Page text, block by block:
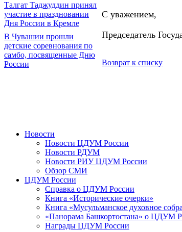
Талгат Таджуддин принял
участие в праздновании
Дня России в Кремле
В Чувашии прошли
детские соревнования по
самбо, посвященные Дню
России
С уважением,
Председатель
Возврат к списку
Новости
Новости ЦДУМ России
Новости РДУМ
Новости РИУ ЦДУМ России
Обзор СМИ
ЦДУМ России
Справка о ЦДУМ России
Книга «Исторические очерки»
Книга «Мусульманское духовное
«Панорама Башкортостана» о ЦДУМ
Награды ЦДУМ России